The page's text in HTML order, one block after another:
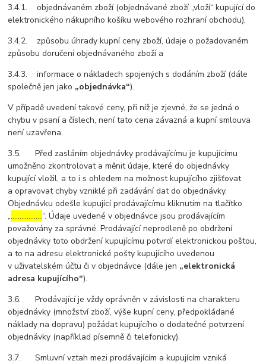
3.4.1. objednávaném zboží (objednávané zboží „vloží“ kupující do
elektronického nákupního košíku webového rozhraní obchodu),
3.4.2. způsobu úhrady kupní ceny zboží, údaje o požadovaném
způsobu doručení objednávaného zboží a
3.4.3. informace o nákladech spojených s dodáním zboží (dále
společně jen jako „objednávka“).
V případě uvedení takové ceny, při níž je zjevné, že se jedná o
chybu v psaní a číslech, není tato cena závazná a kupní smlouva
není uzavřena.
3.5. Před zasláním objednávky prodávajícímu je kupujícímu
umožněno zkontrolovat a měnit údaje, které do objednávky
kupující vložil, a to i s ohledem na možnost kupujícího zjišťovat
a opravovat chyby vzniklé při zadávání dat do objednávky.
Objednávku odešle kupující prodávajícímu kliknutím na tlačítko
„………………“. Údaje uvedené v objednávce jsou prodávajícím
považovány za správné. Prodávající neprodleně po obdržení
objednávky toto obdržení kupujícímu potvrdí elektronickou poštou,
a to na adresu elektronické pošty kupujícího uvedenou
v uživatelském účtu či v objednávce (dále jen „elektronická
adresa kupujícího“).
3.6. Prodávající je vždy oprávněn v závislosti na charakteru
objednávky (množství zboží, výše kupní ceny, předpokládané
náklady na dopravu) požádat kupujícího o dodatečné potvrzení
objednávky (například písemně či telefonicky).
3.7. Smluvní vztah mezi prodávajícím a kupujícím vzniká